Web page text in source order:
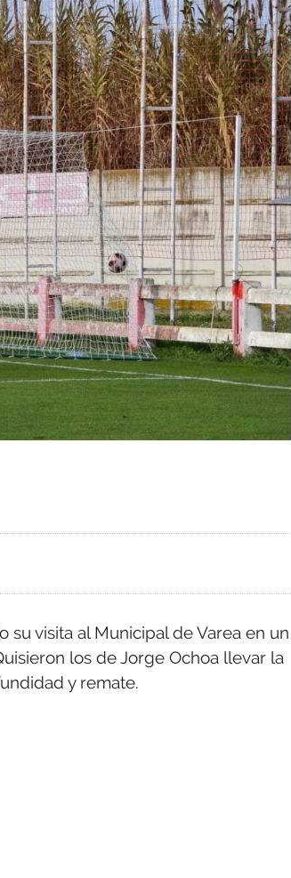
visita al Municipal de Varea en un
los de Jorge Ochoa llevar la
y remate.